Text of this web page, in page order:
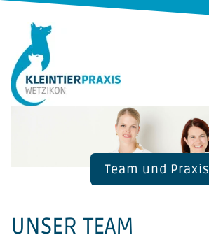
Zum Hauptinhalt springen
Team und Praxis
UNSER TEAM